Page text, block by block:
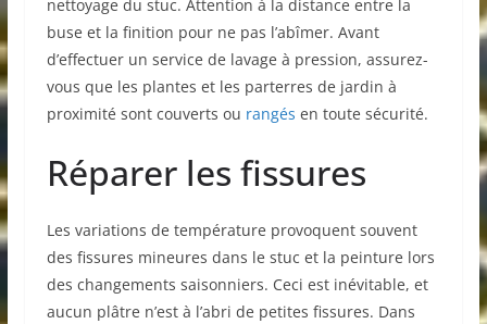
nettoyage du stuc. Attention à la distance entre la
buse et la finition pour ne pas l’abîmer. Avant
d’effectuer un service de lavage à pression, assurez-
vous que les plantes et les parterres de jardin à
proximité sont couverts ou rangés en toute sécurité.
Réparer les fissures
Les variations de température provoquent souvent
des fissures mineures dans le stuc et la peinture lors
des changements saisonniers. Ceci est inévitable, et
aucun plâtre n’est à l’abri de petites fissures. Dans